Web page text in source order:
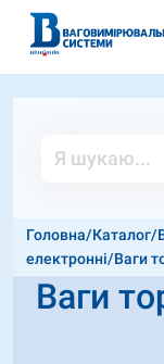
Головна/Каталог/
електронні/Ваги
Ваги